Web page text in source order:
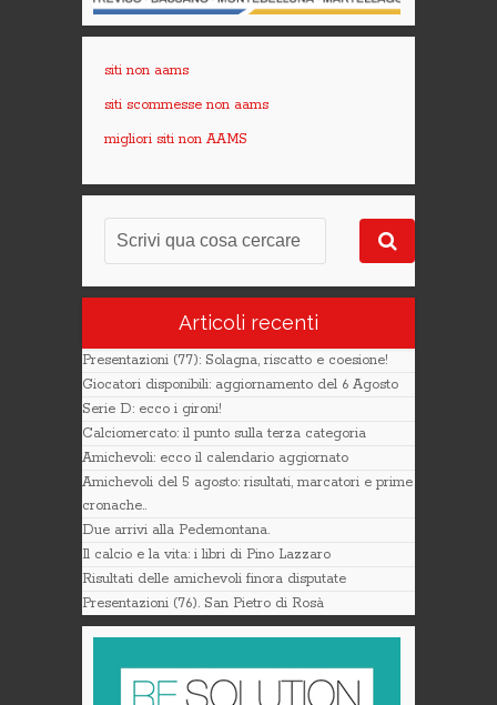
siti non aams
siti scommesse non aams
migliori siti non AAMS
Articoli recenti
Presentazioni (77): Solagna, riscatto e coesione!
Giocatori disponibili: aggiornamento del 6 Agosto
Serie D: ecco i gironi!
Calciomercato: il punto sulla terza categoria
Amichevoli: ecco il calendario aggiornato
Amichevoli del 5 agosto: risultati, marcatori e prime
cronache..
Due arrivi alla Pedemontana.
Il calcio e la vita: i libri di Pino Lazzaro
Risultati delle amichevoli finora disputate
Presentazioni (76). San Pietro di Rosà